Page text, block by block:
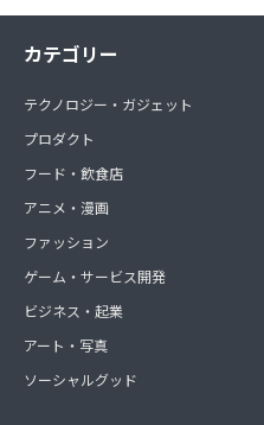
カテゴリー
テクノロジー・ガジェット
プロダクト
フード・飲食店
アニメ・漫画
ファッション
ゲーム・サービス開発
ビジネス・起業
アート・写真
ソーシャルグッド